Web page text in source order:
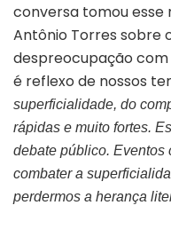
conversa tomou
Antônio Torres sobre
despreocupação com
é reflexo de nossos
superficialidade, do
rápidas e muito fortes.
debate público. Eventos
combater a
perdermos a herança